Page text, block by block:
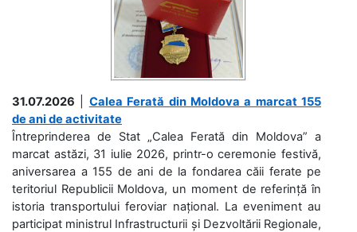
31.07.2026
Calea Ferată din Moldova a marcat 155
de ani de activitate
Întreprinderea de Stat „Calea Ferată din Moldova” a
marcat astăzi, 31 iulie 2026, printr-o ceremonie festivă,
aniversarea a 155 de ani de la fondarea căii ferate pe
teritoriul Republicii Moldova, un moment de referință în
istoria transportului feroviar național. La eveniment au
participat ministrul Infrastructurii și Dezvoltării Regionale,